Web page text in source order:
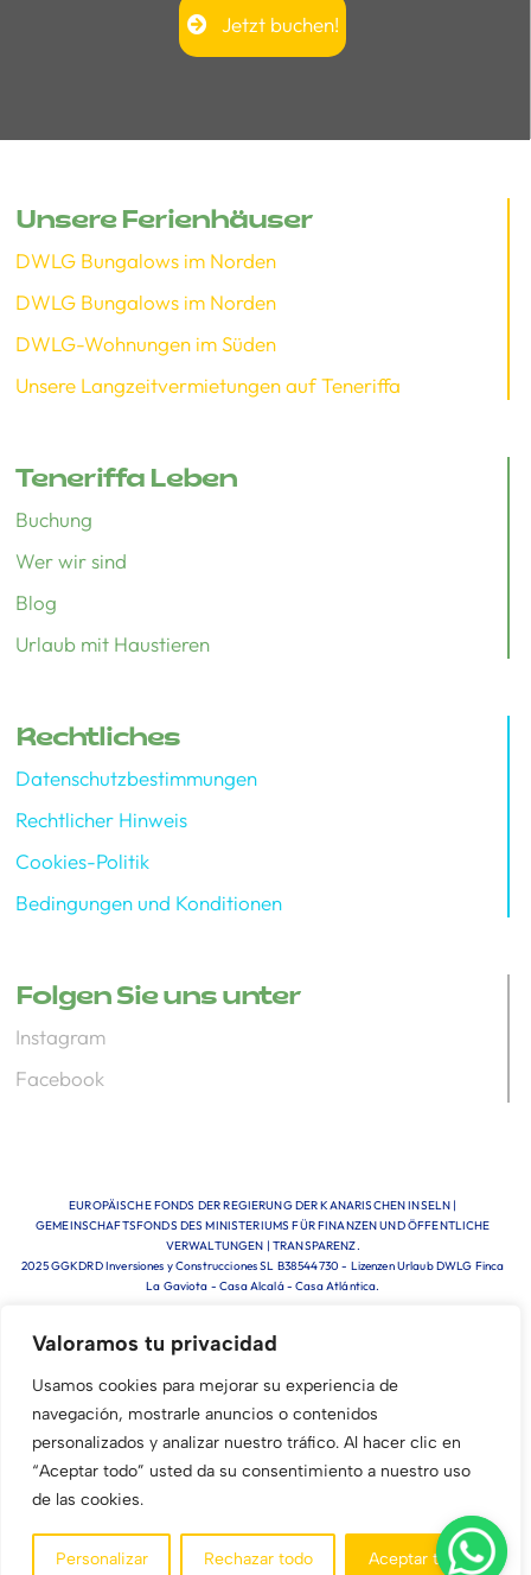
Valoramos tu privacidad
Usamos cookies para mejorar su experiencia de
navegación, mostrarle anuncios o contenidos
personalizados y analizar nuestro tráfico. Al hacer clic en
“Aceptar todo” usted da su consentimiento a nuestro uso
de las cookies.
Personalizar Rechazar todo Aceptar todo
Jetzt buchen!
Unsere Ferienhäuser
DWLG Bungalows im Norden
DWLG Bungalows im Norden
DWLG-Wohnungen im Süden
Unsere Langzeitvermietungen auf Teneriffa
Teneriffa Leben
Buchung
Wer wir sind
Blog
Urlaub mit Haustieren
Rechtliches
Datenschutzbestimmungen
Rechtlicher Hinweis
Cookies-Politik
Bedingungen und Konditionen
Folgen Sie uns unter
Instagram
Facebook
EUROPÄISCHE FONDS DER REGIERUNG DER KANARISCHEN INSELN |
GEMEINSCHAFTSFONDS DES MINISTERIUMS FÜR FINANZEN UND ÖFFENTLICHE
VERWALTUNGEN | TRANSPARENZ.
2025 GGKDRD Inversiones y Construcciones SL B38544730 - Lizenzen Urlaub DWLG Finca
La Gaviota - Casa Alcalá - Casa Atlántica.
Español